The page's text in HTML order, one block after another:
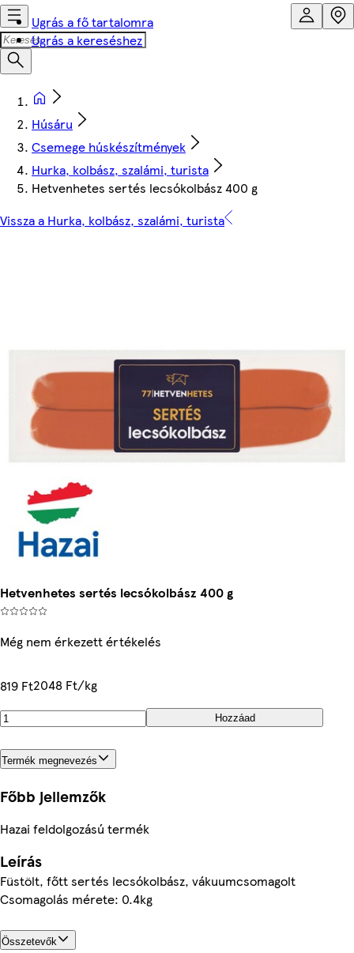
Ugrás a fő tartalomra
Ugrás a kereséshez
Húsáru
Csemege húskészítmények
Hurka, kolbász, szalámi, turista
Hetvenhetes sertés lecsókolbász 400 g
Vissza a Hurka, kolbász, szalámi, turista
Hetvenhetes sertés lecsókolbász 400 g
Még nem érkezett értékelés
819 Ft2048 Ft/kg
Hozzáad
Termék megnevezés
Főbb jellemzők
Hazai feldolgozású termék
Leírás
Füstölt, főtt sertés lecsókolbász, vákuumcsomagolt
Csomagolás mérete: 0.4kg
Összetevők